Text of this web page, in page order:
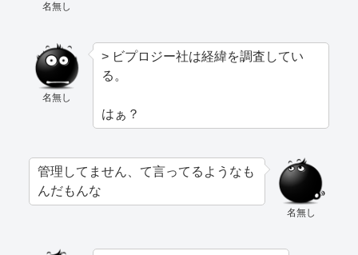
名無し
名無し
> ビプロジー社は経緯を調査してい
る。
はぁ？
名無し
管理してません、て言ってるようなも
んだもんな